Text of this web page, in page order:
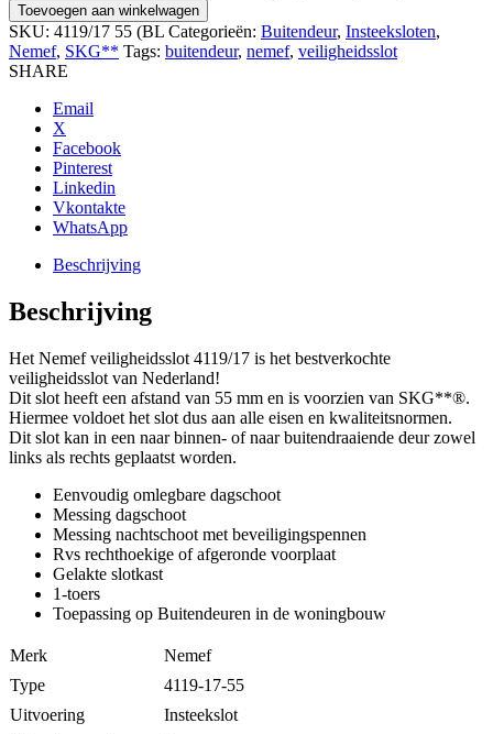
Toevoegen aan winkelwagen
SKU: 4119/17 55 (BL Categorieën: Buitendeur, Insteeksloten,
Nemef, SKG** Tags: buitendeur, nemef, veiligheidsslot
SHARE
Email
X
Facebook
Pinterest
Linkedin
Vkontakte
WhatsApp
Beschrijving
Beschrijving
Het Nemef veiligheidsslot 4119/17 is het bestverkochte
veiligheidsslot van Nederland!
Dit slot heeft een afstand van 55 mm en is voorzien van SKG**®.
Hiermee voldoet het slot dus aan alle eisen en kwaliteitsnormen.
Dit slot kan in een naar binnen- of naar buitendraaiende deur zowel
links als rechts geplaatst worden.
Eenvoudig omlegbare dagschoot
Messing dagschoot
Messing nachtschoot met beveiligingspennen
Rvs rechthoekige of afgeronde voorplaat
Gelakte slotkast
1-toers
Toepassing op Buitendeuren in de woningbouw
Merk
Nemef
Type
4119-17-55
Uitvoering
Insteekslot